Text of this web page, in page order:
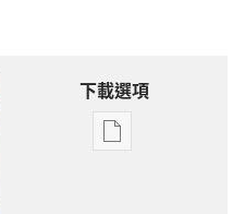
下載選項
電